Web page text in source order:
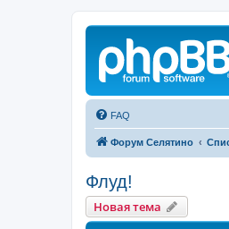
FAQ
Форум Селятино
Флуд!
Новая тема